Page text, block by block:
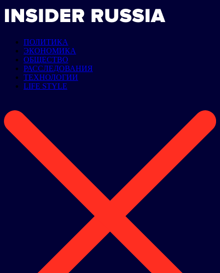
ПОЛИТИКА
ЭКОНОМИКА
ОБЩЕСТВО
РАССЛЕДОВАНИЯ
ТЕХНОЛОГИИ
LIFE STYLE